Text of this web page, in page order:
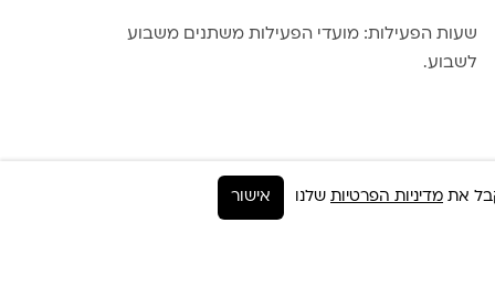
שעות הפעילות: מועדי הפעילות משתנים משבוע
לשבוע.
מדיניות הפרטיות שלנו אישור